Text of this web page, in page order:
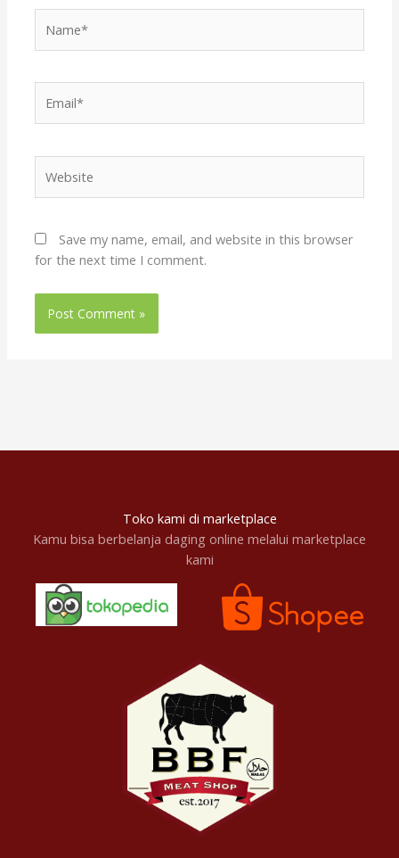
Save my name, email, and website in this browser
for the next time I comment.
Toko kami di marketplace
Kamu bisa berbelanja daging online melalui marketplace
kami